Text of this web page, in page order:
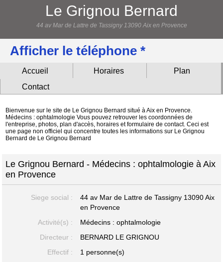
Le Grignou Bernard
44 av Mar de Lattre de Tassigny 13090 Aix en Provence
Afficher le téléphone *
Accueil Horaires
Plan
Contact
Bienvenue sur le site de Le Grignou Bernard situé à Aix en Provence.
Médecins : ophtalmologie Vous pouvez retrouver les coordonnées de
l'entreprise, photos, plan d'accès, horaires et formulaire de contact. Ceci est
une page non officiel qui concentre toutes les informations sur Le Grignou
Bernard de Le Grignou Bernard
Le Grignou Bernard - Médecins : ophtalmologie à Aix
en Provence
Siege social : 44 av Mar de Lattre de Tassigny 13090 Aix
en Provence
Activité(s) :
Médecins : ophtalmologie
Directeur :
BERNARD LE GRIGNOU
Effectif :
1 personne(s)